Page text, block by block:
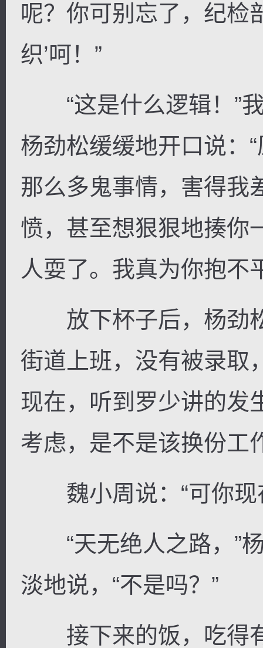
呢？你可别忘了，纪检
织’呵！”
“这是什么逻辑！”我
杨劲松缓缓地开口说：
那么多鬼事情，害得我
愤，甚至想狠狠地揍你
人耍了。我真为你抱不
放下杯子后，杨劲松
街道上班，没有被录取
现在，听到罗少讲的发
考虑，是不是该换份工
魏小周说：“可你现
“天无绝人之路，”杨
淡地说，“不是吗？”
接下来的饭，吃得